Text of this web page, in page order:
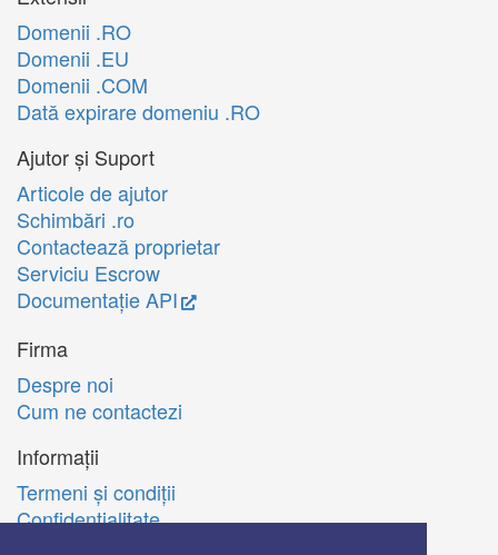
Domenii .RO
Domenii .EU
Domenii .COM
Dată expirare domeniu .RO
Ajutor și Suport
Articole de ajutor
Schimbări .ro
Contactează proprietar
Serviciu Escrow
Documentație API
Firma
Despre noi
Cum ne contactezi
Informații
Termeni şi condiţii
Confidenţialitate